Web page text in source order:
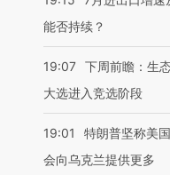
能否持续？
19:07 下周前瞻：生
大选进入竞选阶段
19:01
特朗普坚称美
会向乌克兰提供更多